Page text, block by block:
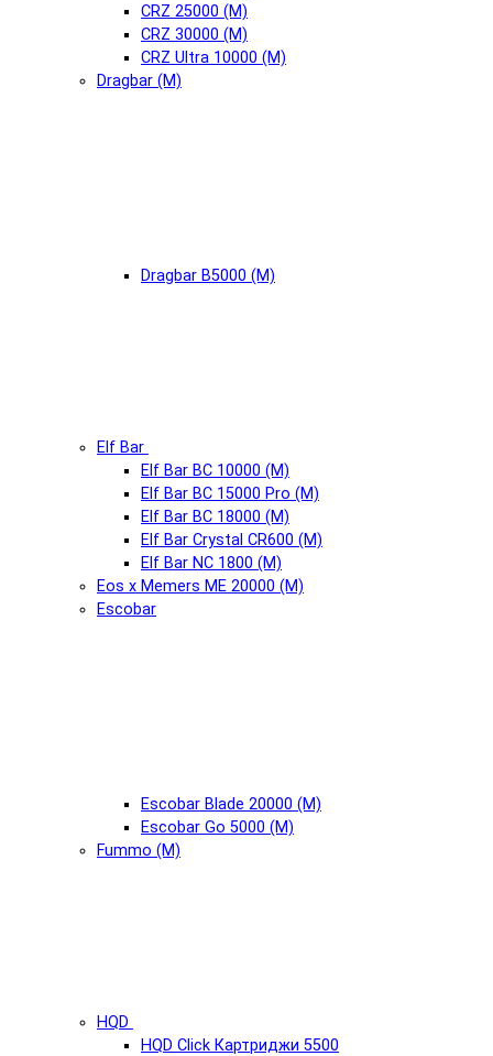
CRZ 25000 (М)
CRZ 30000 (М)
CRZ Ultra 10000 (М)
Dragbar (М)
Dragbar B5000 (М)
Elf Bar
Elf Bar BC 10000 (М)
Elf Bar BC 15000 Pro (М)
Elf Bar BC 18000 (М)
Elf Bar Crystal CR600 (М)
Elf Bar NC 1800 (М)
Eos x Memers ME 20000 (М)
Escobar
Escobar Blade 20000 (М)
Escobar Go 5000 (М)
Fummo (М)
HQD
HQD Click Картриджи 5500